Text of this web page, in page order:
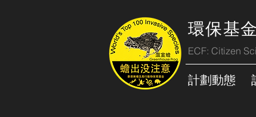
環保基
ECF: Citizen
計劃動態